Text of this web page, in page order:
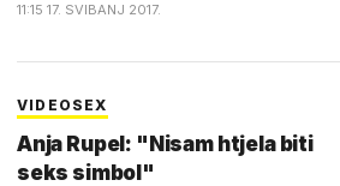
11:15 17. SVIBANJ 2017.
VIDEOSEX
Anja Rupel: "Nisam htjela biti
seks simbol"